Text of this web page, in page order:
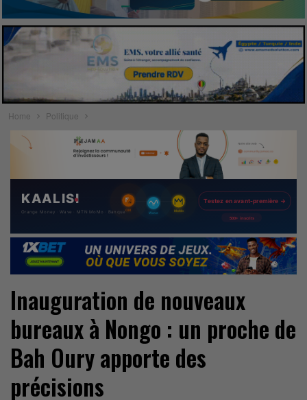
Home Politique
Inauguration de nouveaux
bureaux à Nongo : un proche de
Bah Oury apporte des
précisions